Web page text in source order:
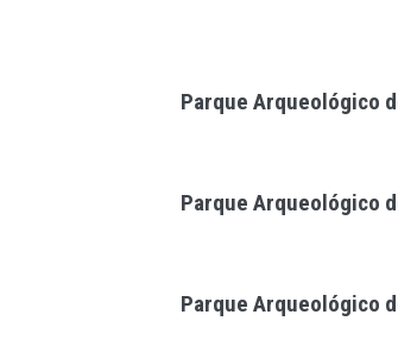
Parque Arqueológico
Parque Arqueológico
Parque Arqueológico